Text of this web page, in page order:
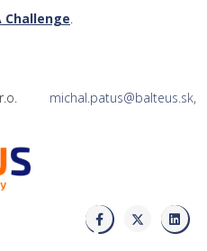
Challenge.
r.o. michal.patus@balteus.sk,